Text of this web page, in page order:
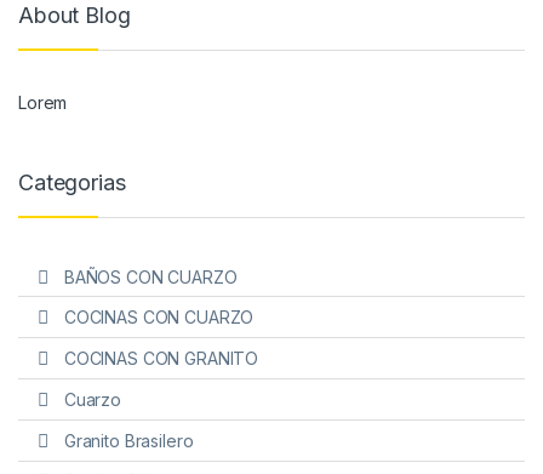
About Blog
Lorem
Categorias
BAÑOS CON CUARZO
COCINAS CON CUARZO
COCINAS CON GRANITO
Cuarzo
Granito Brasilero